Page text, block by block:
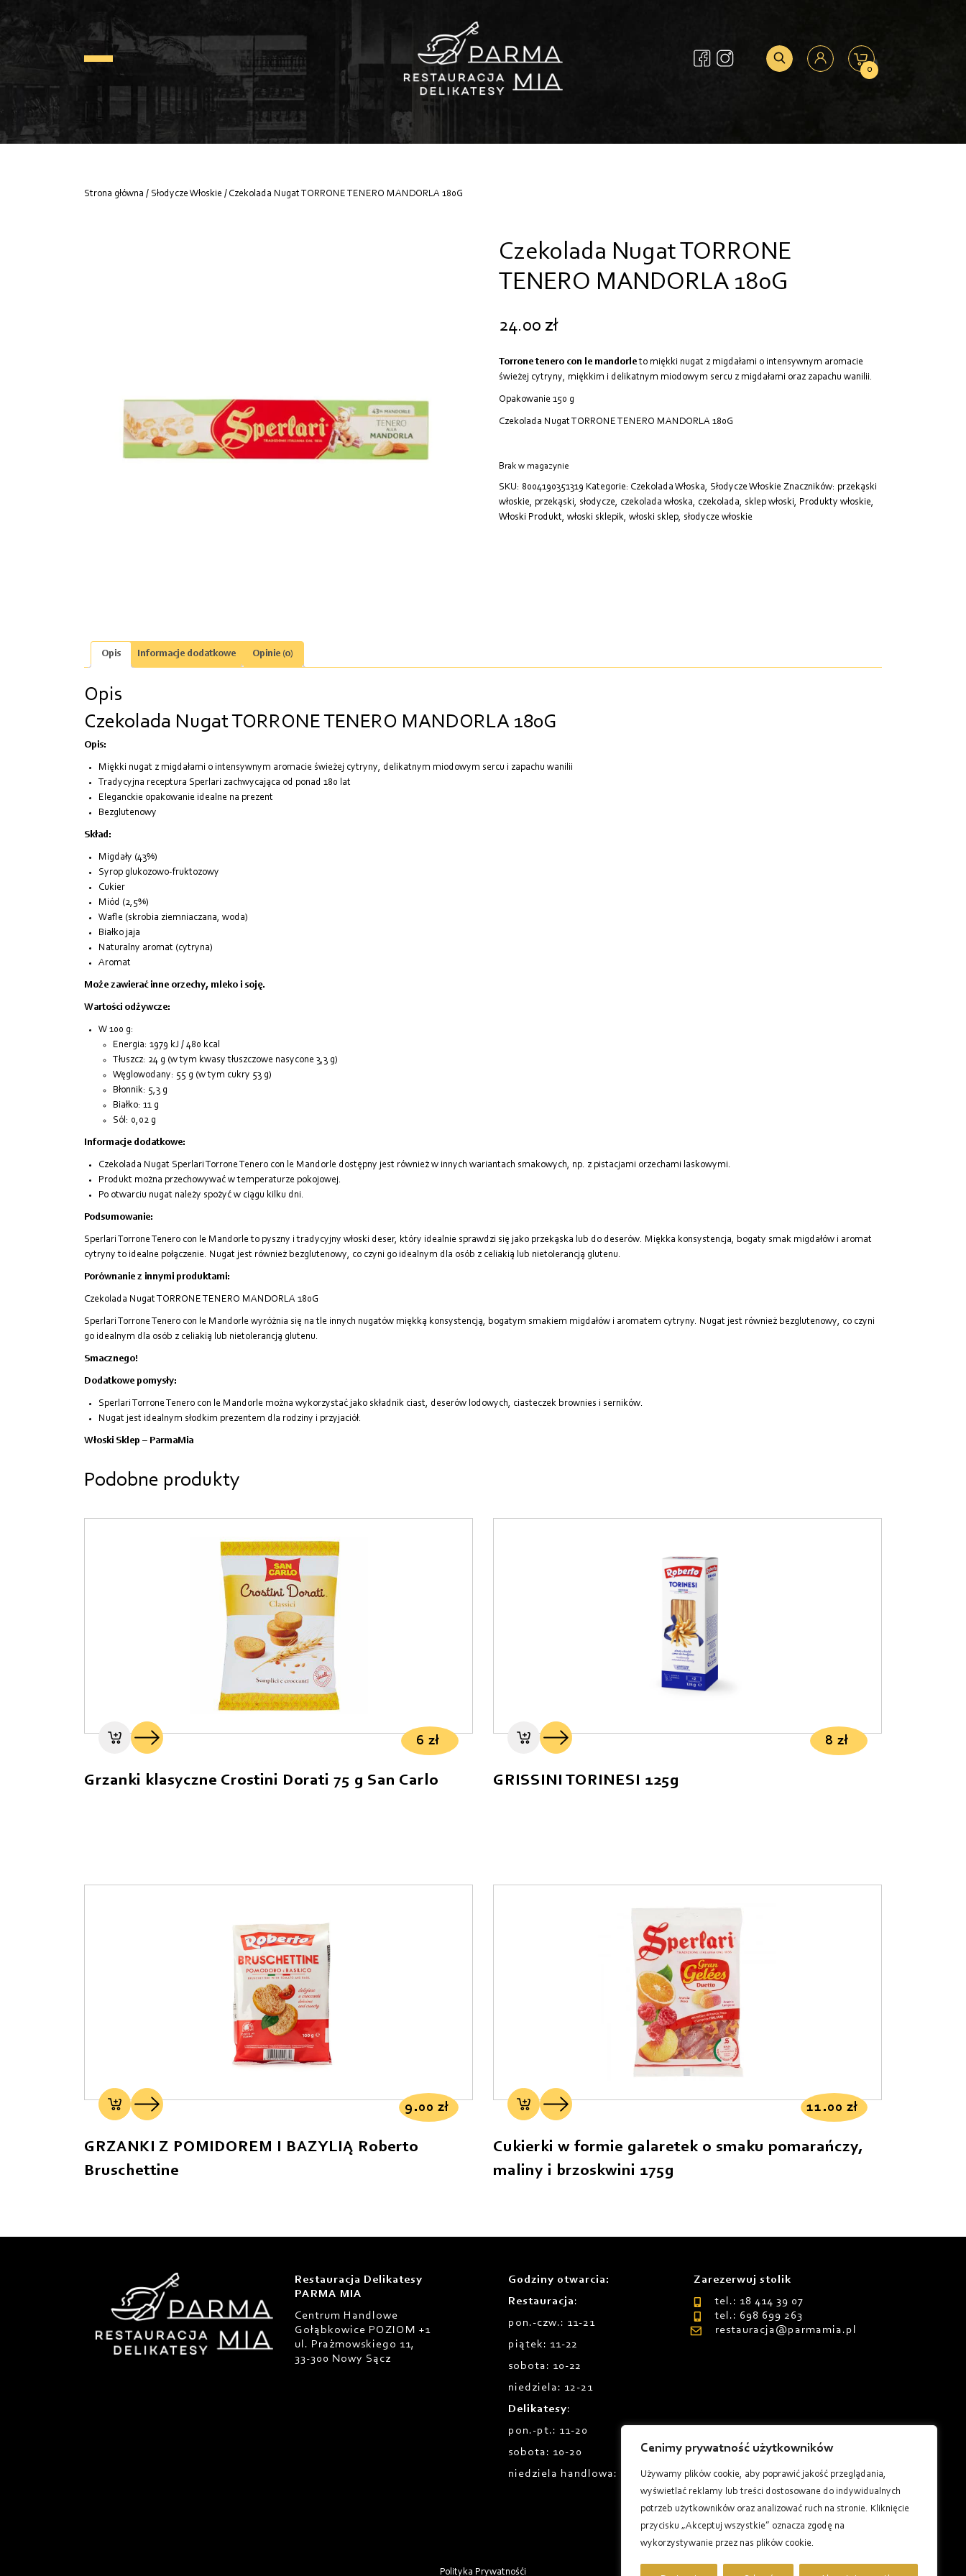
Cenimy prywatność użytkowników
Używamy plików cookie, aby poprawić jakość przeglądania,
wyświetlać reklamy lub treści dostosowane do indywidualnych
potrzeb użytkowników oraz analizować ruch na stronie. Kliknięcie
przycisku „Akceptuj wszystkie” oznacza zgodę na
wykorzystywanie przez nas plików cookie.
0
Strona główna / Słodycze Włoskie / Czekolada Nugat TORRONE TENERO MANDORLA 180G
Czekolada Nugat TORRONE
TENERO MANDORLA 180G
24.00 zł
Torrone tenero con le mandorleto miękki nugat z migdałami o intensywnym aromacie
świeżej cytryny, miękkim i delikatnym miodowym sercu z migdałami oraz zapachu wanilii.
Opakowanie 150 g
Czekolada Nugat TORRONE TENERO MANDORLA 180G
Brak w magazynie
SKU: 8004190351319 Kategorie: Czekolada Włoska, Słodycze Włoskie Znaczników: przekąski
włoskie, przekąski, słodycze, czekolada włoska, czekolada, sklep włoski, Produkty włoskie,
Włoski Produkt,włoski sklepik,włoski sklep, słodycze włoskie
Opis Informacje dodatkowe Opinie (0)
Opis
Czekolada Nugat TORRONE TENERO MANDORLA 180G
Opis:
Miękki nugat z migdałami o intensywnym aromacie świeżej cytryny, delikatnym miodowym sercu i zapachu wanilii
Tradycyjna receptura Sperlari zachwycająca od ponad 180 lat
Eleganckie opakowanie idealne na prezent
Bezglutenowy
Skład:
Migdały (43%)
Syrop glukozowo-fruktozowy
Cukier
Miód (2,5%)
Wafle (skrobia ziemniaczana, woda)
Białko jaja
Naturalny aromat (cytryna)
Aromat
Może zawierać inne orzechy, mleko i soję.
Wartości odżywcze:
W 100 g:
Energia: 1979 kJ / 480 kcal
Tłuszcz: 24 g (w tym kwasy tłuszczowe nasycone 3,3 g)
Węglowodany: 55 g (w tym cukry 53 g)
Błonnik: 5,3 g
Białko: 11 g
Sól: 0,02 g
Informacje dodatkowe:
Czekolada Nugat Sperlari Torrone Tenero con le Mandorle dostępny jest również w innych wariantach smakowych, np. z pistacjami orzechami laskowymi.
Produkt można przechowywać w temperaturze pokojowej.
Po otwarciu nugat należy spożyć w ciągu kilku dni.
Podsumowanie:
Sperlari Torrone Tenero con le Mandorle to pyszny i tradycyjny włoski deser, który idealnie sprawdzi się jako przekąska lub do deserów. Miękka konsystencja, bogaty smak migdałów i aromat
cytryny to idealne połączenie. Nugat jest również bezglutenowy, co czyni go idealnym dla osób z celiakią lub nietolerancją glutenu.
Porównanie z innymi produktami:
Czekolada Nugat TORRONE TENERO MANDORLA 180G
Sperlari Torrone Tenero con le Mandorle wyróżnia się na tle innych nugatów miękką konsystencją, bogatym smakiem migdałów i aromatem cytryny. Nugat jest również bezglutenowy, co czyni
go idealnym dla osób z celiakią lub nietolerancją glutenu.
Smacznego!
Dodatkowe pomysły:
Sperlari Torrone Tenero con le Mandorle można wykorzystać jako składnik ciast, deserów lodowych, ciasteczek brownies i serników.
Nugat jest idealnym słodkim prezentem dla rodziny i przyjaciół.
Włoski Sklep – ParmaMia
Podobne produkty
6 zł
Grzanki klasyczne Crostini Dorati 75 g San Carlo
8 zł
GRISSINI TORINESI 125g
9.00 zł
GRZANKI Z POMIDOREM I BAZYLIĄ Roberto
Bruschettine
11.00 zł
Cukierki w formie galaretek o smaku pomarańczy,
maliny i brzoskwini 175g
Restauracja Delikatesy
PARMA MIA
Centrum Handlowe
Gołąbkowice POZIOM +1
ul. Prażmowskiego 11,
33-300 Nowy Sącz
Godziny otwarcia:
Restauracja:
pon.-czw.: 11-21
piątek: 11-22
sobota: 10-22
niedziela: 12-21
Delikatesy:
pon.-pt.: 11-20
sobota: 10-20
niedziela handlowa: 12-18
Zarezerwuj stolik
tel.: 18 414 39 07
tel.: 698 699 263
restauracja@parmamia.pl
Polityka Prywatnośći